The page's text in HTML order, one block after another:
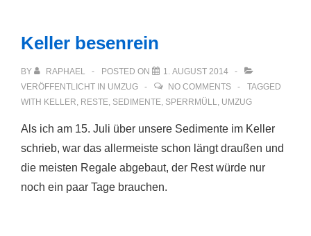
Küche
sind
eine
zuviel
Keller besenrein
BY RAPHAEL POSTED ON
1. AUGUST 2014
VERÖFFENTLICHT IN UMZUG NO COMMENTS
TAGGED
WITH KELLER, RESTE, SEDIMENTE, SPERRMÜLL, UMZUG
Als ich am 15. Juli über unsere Sedimente im Keller
schrieb, war das allermeiste schon längt draußen und
die meisten Regale abgebaut, der Rest würde nur
noch ein paar Tage brauchen.